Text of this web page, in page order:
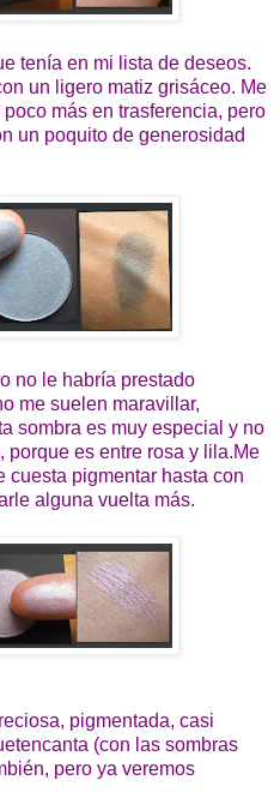
tenía en mi lista de deseos.
un ligero matiz grisáceo. Me
más en trasferencia, pero
un poquito de generosidad
no le habría prestado
me suelen maravillar,
sombra es muy especial y no
porque es entre rosa y lila.Me
cuesta pigmentar hasta con
alguna vuelta más.
pigmentada, casi
(con las sombras
pero ya veremos